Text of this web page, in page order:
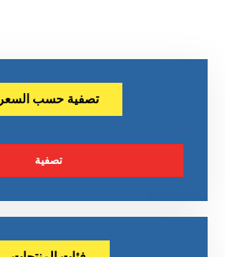
تصفية حسب السعر
تصفية